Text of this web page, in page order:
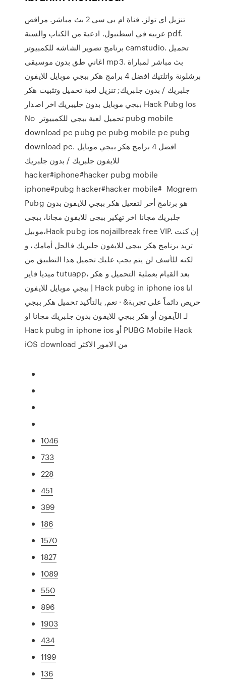
تنزيل اي تولز. قناة ام بي سي 2 بث مباشر. مراقص
عربيه في اسطنبول. ادعية من الكتاب والسنة pdf.
برنامج تصوير الشاشه للكمبيوتر camstudio. تحميل
اغاني طق بدون موسيقى mp3. بث مباشر لمباراة
برشلونة واتلتيك افضل 4 برامج هكر ببجي موبايل للايفون
جلبريك / بدون جلبريك; تنزيل لعبة تحميل وتثبيت هكر
ببجي موبايل بدون جليبريك اخر اصدار Hack Pubg Ios
No تحميل لعبة ببجي للكمبيوتر pubg mobile
download pc pubg pc pubg mobile pc pubg
download pc. افضل 4 برامج هكر ببجي موبايل
للايفون جلبريك / بدون جلبريك
hacker#iphone#hacker pubg mobile
iphone#pubg hacker#hacker mobile# Mogrem
Pubg هو برنامج أخر لتفعيل هكر ببجي للايفون بدون
جلبريك مجانا اخر تهكير ببجى للايفون مجانا، ببجى
موبيل،Hack pubg ios nojailbreak free VIP. إن كنت
تريد برنامج هكر ببجي للايفون جلبريك فالحل أمامك، و
لكنه للأسف لن يتم يجب عليك تحميل هذا التطبيق من
ميديا فاير tutuapp، بعد القيام بعملية التحميل و هكر
ببجي موبايل للايفون | Hack pubg in iphone ios انا
حريص دائماً على تجربة& · نعم, بالتأكيد تحميل هكر ببجي
لـ الآيفون أو هكر ببجي للايفون بدون جلبريك مجانا او
Hack pubg in iphone ios أو PUBG Mobile Hack
1046
733
228
451
399
186
1570
1827
1089
550
896
1903
434
1199
136